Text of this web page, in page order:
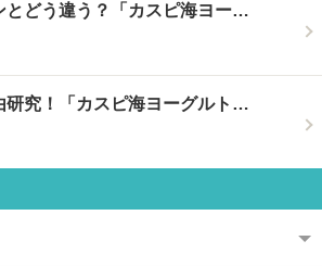
とどう違う？「カスピ海ヨー…
研究！「カスピ海ヨーグルト…